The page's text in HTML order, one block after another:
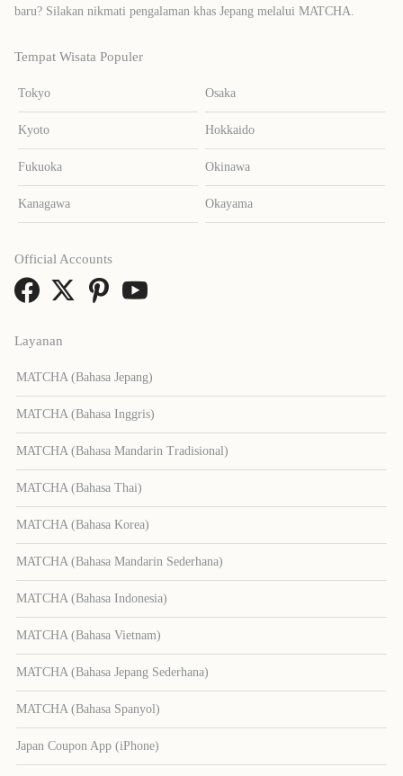
baru? Silakan nikmati pengalaman khas Jepang melalui MATCHA.
Tempat Wisata Populer
Tokyo Osaka
Kyoto Hokkaido
Fukuoka Okinawa
Kanagawa Okayama
Layanan
MATCHA (Bahasa Jepang)
MATCHA (Bahasa Inggris)
MATCHA (Bahasa Mandarin Tradisional)
MATCHA (Bahasa Thai)
MATCHA (Bahasa Korea)
MATCHA (Bahasa Mandarin Sederhana)
MATCHA (Bahasa Indonesia)
MATCHA (Bahasa Vietnam)
MATCHA (Bahasa Jepang Sederhana)
MATCHA (Bahasa Spanyol)
Japan Coupon App (iPhone)
Official Accounts